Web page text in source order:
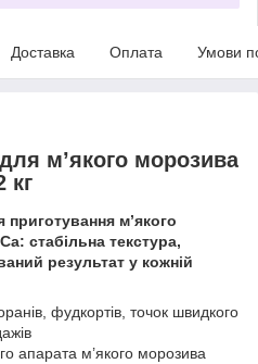
Доставка Оплата Умови
м’якого морозива
кг
м’якого
стабільна текстура,
результат у кожній
фудкортів, точок швидкого
апарата м’якого морозива